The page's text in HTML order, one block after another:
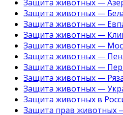
Защита животных —
Защита животных —
Защита животных —
Защита животных —
Защита животных —
Защита животных —
Защита животных —
Защита животных —
Защита животных —
Защита животных в
Защита прав животных